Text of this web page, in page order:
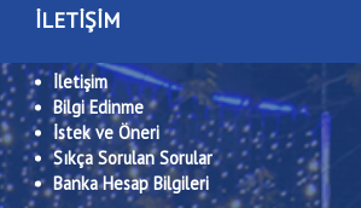
İLETİŞİM
İletişim
Bilgi Edinme
İstek ve Öneri
Sıkça Sorulan Sorular
Banka Hesap Bilgileri